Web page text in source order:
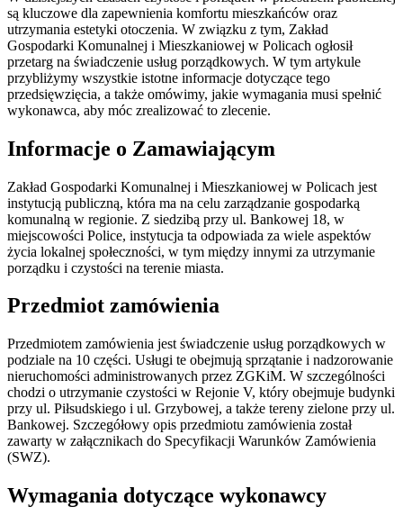
są kluczowe dla zapewnienia komfortu mieszkańców oraz
utrzymania estetyki otoczenia. W związku z tym, Zakład
Gospodarki Komunalnej i Mieszkaniowej w Policach ogłosił
przetarg na świadczenie usług porządkowych. W tym artykule
przybliżymy wszystkie istotne informacje dotyczące tego
przedsięwzięcia, a także omówimy, jakie wymagania musi spełnić
wykonawca, aby móc zrealizować to zlecenie.
Informacje o Zamawiającym
Zakład Gospodarki Komunalnej i Mieszkaniowej w Policach jest
instytucją publiczną, która ma na celu zarządzanie gospodarką
komunalną w regionie. Z siedzibą przy ul. Bankowej 18, w
miejscowości Police, instytucja ta odpowiada za wiele aspektów
życia lokalnej społeczności, w tym między innymi za utrzymanie
porządku i czystości na terenie miasta.
Przedmiot zamówienia
Przedmiotem zamówienia jest świadczenie usług porządkowych w
podziale na 10 części. Usługi te obejmują sprzątanie i nadzorowanie
nieruchomości administrowanych przez ZGKiM. W szczególności
chodzi o utrzymanie czystości w Rejonie V, który obejmuje budynki
przy ul. Piłsudskiego i ul. Grzybowej, a także tereny zielone przy ul.
Bankowej. Szczegółowy opis przedmiotu zamówienia został
zawarty w załącznikach do Specyfikacji Warunków Zamówienia
(SWZ).
Wymagania dotyczące wykonawcy